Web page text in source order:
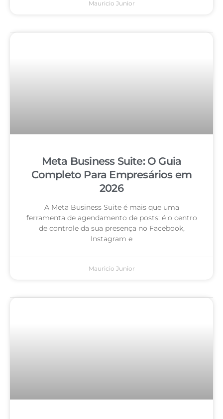
Mauricio Junior
Meta Business Suite: O Guia
Completo Para Empresários em
2026
A Meta Business Suite é mais que uma
ferramenta de agendamento de posts: é o centro
de controle da sua presença no Facebook,
Instagram e
Mauricio Junior